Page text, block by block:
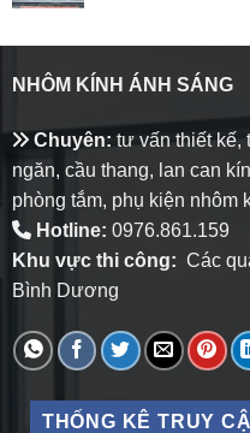
NHÔM KÍNH ÁNH SÁNG
Chuyên: tư vấn thiết kế,
ngăn, cầu thang, lan can
phòng tắm, phụ kiện nhôm
Hotline: 0976.861.159
Khu vực thi công: Các
Bình Dương
THỐNG KÊ TRUY